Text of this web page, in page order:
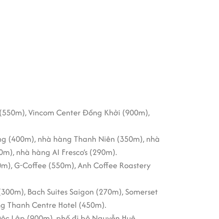
âm thanh, sprinkler, bình chữa cháy và
tục cho các thiết bị điện tử trong văn
sắc cho khách thuê văn phòng.
lưu lượng, ngăn chặn xâm nhập và trộm
và đối tác.
thống camera an ninh và có sự bảo vệ
mái.
Vincom Center Đồng Khởi (900m),
(400m), nhà hàng Thanh Niên (350m), nhà
nhà hàng AI Fresco’s (290m).
G-Coffee (550m), Anh Coffee Roastery
Bach Suites Saigon (270m), Somerset
Thanh Centre Hotel (450m).